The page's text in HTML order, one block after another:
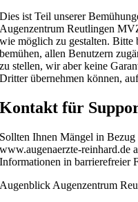
Dies ist Teil unserer
Augenzentrum Reutlingen
wie möglich zu gestalten. Bitte
bemühen, allen Benutzern
zu stellen, wir aber keine
Dritter übernehmen können,
Kontakt für
Sollten Ihnen Mängel in
www.augenaerzte-reinhard.de
Informationen in barrierefreier
Augenblick Augenzentrum